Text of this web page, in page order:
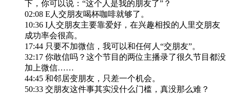
下，你可以说：“这个人是我的朋友了”？
02:08 E人交朋友喝杯咖啡就够了。
10:36 I人交朋友主要靠爱好，在兴趣相投的人里交朋友
成功率会很高。
17:44 只要不加微信，我可以和任何人“交朋友”。
32:17 你敢信吗？这个节目的两位主播录了很久节目都没
加上微信……
44:45 和邻居变朋友，只差一个机会。
50:33 交朋友这件事其实没什么门槛，真没那么难？